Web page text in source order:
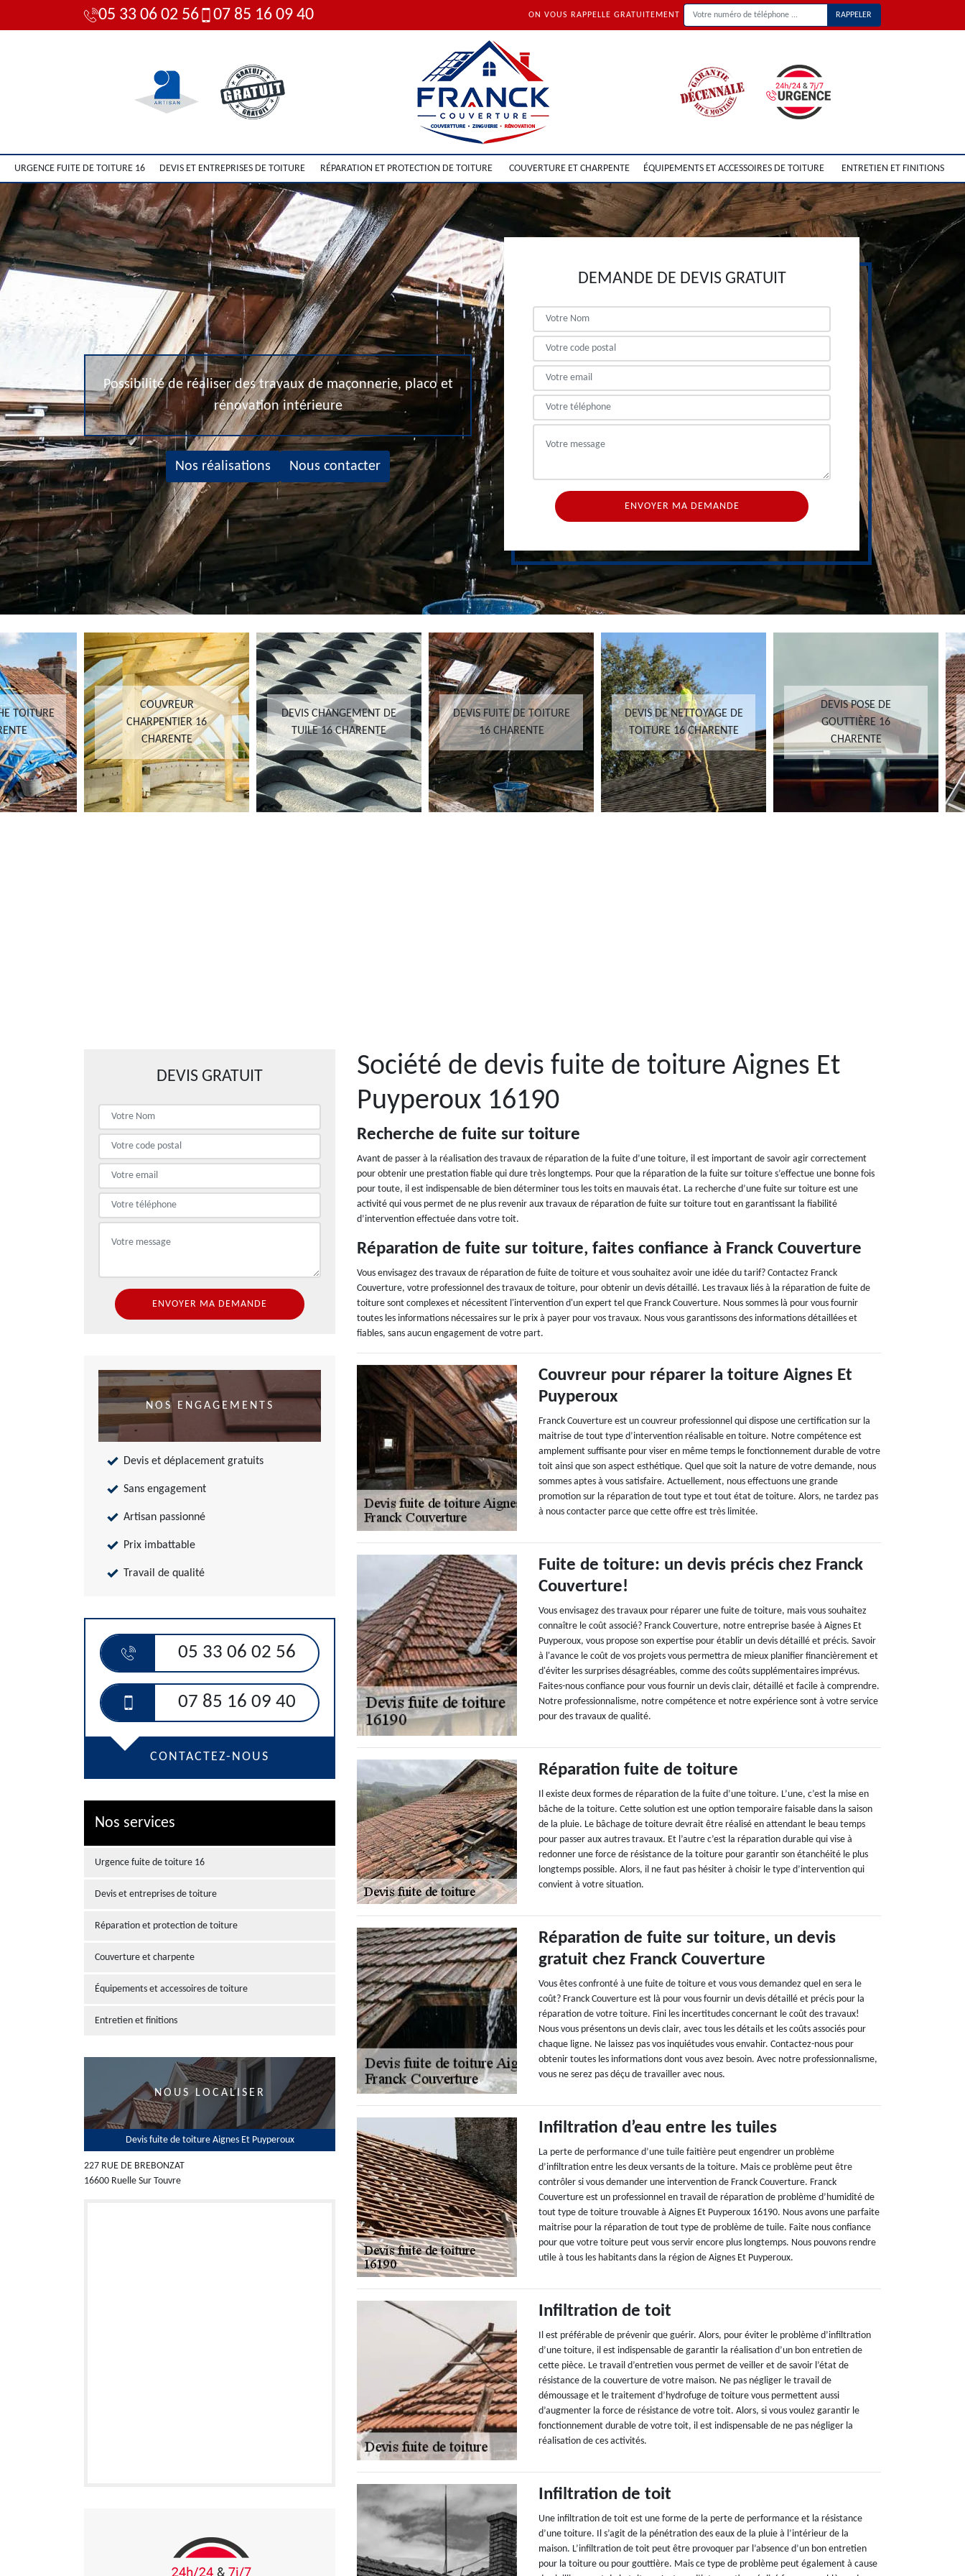
05 33 06 02 56 07 85 16 09 40 ON VOUS RAPPELLE GRATUITEMENT
URGENCE FUITE DE TOITURE 16 DEVIS ET ENTREPRISES DE TOITURE RÉPARATION ET PROTECTION DE TOITURE COUVERTURE ET CHARPENTE ÉQUIPEMENTS ET ACCESSOIRES DE TOITURE ENTRETIEN ET FINITIONS
Possibilité de réaliser des travaux de maçonnerie, placo et
rénovation intérieure
Nos réalisations Nous contacter
DEMANDE DE DEVIS GRATUIT
TOITURE
COUVREUR
CHARPENTIER 16
CHARENTE
DEVIS CHANGEMENT DE
TUILE 16 CHARENTE
DEVIS FUITE DE TOITURE
16 CHARENTE
DEVIS DE NETTOYAGE DE
TOITURE 16 CHARENTE
DEVIS POSE DE
GOUTTIÈRE 16
CHARENTE
DEVIS GRATUIT
NOS ENGAGEMENTS
Devis et déplacement gratuits
Sans engagement
Artisan passionné
Prix imbattable
Travail de qualité
05 33 06 02 56
07 85 16 09 40
CONTACTEZ-NOUS
Nos services
Urgence fuite de toiture 16
Devis et entreprises de toiture
Réparation et protection de toiture
Couverture et charpente
Équipements et accessoires de toiture
Entretien et finitions
NOUS LOCALISER
Devis fuite de toiture Aignes Et Puyperoux
227 RUE DE BREBONZAT
16600 Ruelle Sur Touvre
Société de devis fuite de toiture Aignes Et
Puyperoux 16190
Recherche de fuite sur toiture
Avant de passer à la réalisation des travaux de réparation de la fuite d’une toiture, il est important de savoir agir correctement
pour obtenir une prestation fiable qui dure très longtemps. Pour que la réparation de la fuite sur toiture s’effectue une bonne fois
pour toute, il est indispensable de bien déterminer tous les toits en mauvais état. La recherche d’une fuite sur toiture est une
activité qui vous permet de ne plus revenir aux travaux de réparation de fuite sur toiture tout en garantissant la fiabilité
d’intervention effectuée dans votre toit.
Réparation de fuite sur toiture, faites confiance à Franck Couverture
Vous envisagez des travaux de réparation de fuite de toiture et vous souhaitez avoir une idée du tarif? Contactez Franck
Couverture, votre professionnel des travaux de toiture, pour obtenir un devis détaillé. Les travaux liés à la réparation de fuite de
toiture sont complexes et nécessitent l'intervention d'un expert tel que Franck Couverture. Nous sommes là pour vous fournir
toutes les informations nécessaires sur le prix à payer pour vos travaux. Nous vous garantissons des informations détaillées et
fiables, sans aucun engagement de votre part.
Couvreur pour réparer la toiture Aignes Et
Puyperoux
Franck Couverture est un couvreur professionnel qui dispose une certification sur la
maitrise de tout type d’intervention réalisable en toiture. Notre compétence est
amplement suffisante pour viser en même temps le fonctionnement durable de votre
toit ainsi que son aspect esthétique. Quel que soit la nature de votre demande, nous
sommes aptes à vous satisfaire. Actuellement, nous effectuons une grande
promotion sur la réparation de tout type et tout état de toiture. Alors, ne tardez pas
à nous contacter parce que cette offre est très limitée.
Fuite de toiture: un devis précis chez Franck
Couverture!
Vous envisagez des travaux pour réparer une fuite de toiture, mais vous souhaitez
connaître le coût associé? Franck Couverture, notre entreprise basée à Aignes Et
Puyperoux, vous propose son expertise pour établir un devis détaillé et précis. Savoir
à l'avance le coût de vos projets vous permettra de mieux planifier financièrement et
d'éviter les surprises désagréables, comme des coûts supplémentaires imprévus.
Faites-nous confiance pour vous fournir un devis clair, détaillé et facile à comprendre.
Notre professionnalisme, notre compétence et notre expérience sont à votre service
pour des travaux de qualité.
Réparation fuite de toiture
Il existe deux formes de réparation de la fuite d’une toiture. L’une, c’est la mise en
bâche de la toiture. Cette solution est une option temporaire faisable dans la saison
de la pluie. Le bâchage de toiture devrait être réalisé en attendant le beau temps
pour passer aux autres travaux. Et l’autre c’est la réparation durable qui vise à
redonner une force de résistance de la toiture pour garantir son étanchéité le plus
longtemps possible. Alors, il ne faut pas hésiter à choisir le type d’intervention qui
convient à votre situation.
Réparation de fuite sur toiture, un devis
gratuit chez Franck Couverture
Vous êtes confronté à une fuite de toiture et vous vous demandez quel en sera le
coût? Franck Couverture est là pour vous fournir un devis détaillé et précis pour la
réparation de votre toiture. Fini les incertitudes concernant le coût des travaux!
Nous vous présentons un devis clair, avec tous les détails et les coûts associés pour
chaque ligne. Ne laissez pas vos inquiétudes vous envahir. Contactez-nous pour
obtenir toutes les informations dont vous avez besoin. Avec notre professionnalisme,
vous ne serez pas déçu de travailler avec nous.
Infiltration d’eau entre les tuiles
La perte de performance d’une tuile faitière peut engendrer un problème
d’infiltration entre les deux versants de la toiture. Mais ce problème peut être
contrôler si vous demander une intervention de Franck Couverture. Franck
Couverture est un professionnel en travail de réparation de problème d’humidité de
tout type de toiture trouvable à Aignes Et Puyperoux 16190. Nous avons une parfaite
maitrise pour la réparation de tout type de problème de tuile. Faite nous confiance
pour que votre toiture peut vous servir encore plus longtemps. Nous pouvons rendre
utile à tous les habitants dans la région de Aignes Et Puyperoux.
Infiltration de toit
Il est préférable de prévenir que guérir. Alors, pour éviter le problème d’infiltration
d’une toiture, il est indispensable de garantir la réalisation d’un bon entretien de
cette pièce. Le travail d’entretien vous permet de veiller et de savoir l’état de
résistance de la couverture de votre maison. Ne pas négliger le travail de
démoussage et le traitement d’hydrofuge de toiture vous permettent aussi
d’augmenter la force de résistance de votre toit. Alors, si vous voulez garantir le
fonctionnement durable de votre toit, il est indispensable de ne pas négliger la
réalisation de ces activités.
Infiltration de toit
Une infiltration de toit est une forme de la perte de performance et la résistance
d’une toiture. Il s’agit de la pénétration des eaux de la pluie à l’intérieur de la
maison. L’infiltration de toit peut être provoquer par l’absence d’un bon entretien
pour la toiture ou pour gouttière. Mais ce type de problème peut également à cause